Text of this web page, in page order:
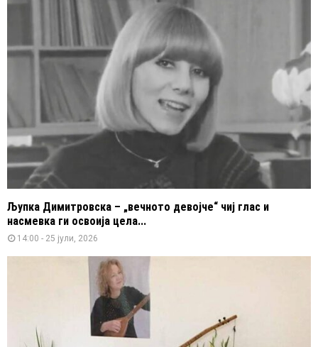
Љупка Димитровска – „вечното девојче“ чиј глас и
насмевка ги освоија цела...
14:00 - 25 јули, 2026